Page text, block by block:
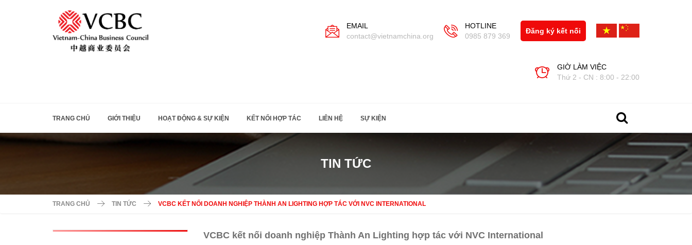
Đăng ký kết nối
HOTLINE
0985 879 369
EMAIL
contact@vietnamchina.org
GIỜ LÀM VIỆC
Thứ 2 - CN : 8:00 - 22:00
TRANG CHỦ GIỚI THIỆU HOẠT ĐỘNG & SỰ KIỆN KẾT NỐI HỢP TÁC LIÊN HỆ SỰ KIỆN
TIN TỨC
TRANG CHỦ TIN TỨC VCBC KẾT NỐI DOANH NGHIỆP THÀNH AN LIGHTING HỢP TÁC VỚI NVC INTERNATIONAL
VCBC kết nối doanh nghiệp Thành An Lighting hợp tác với NVC International